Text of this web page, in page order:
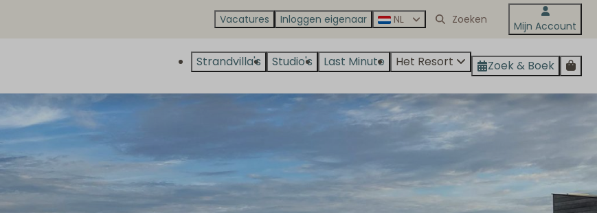
Vacatures Inloggen eigenaar NL Mijn Account
Strandvilla's Studio's Last Minute Het Resort Zoek & Boek